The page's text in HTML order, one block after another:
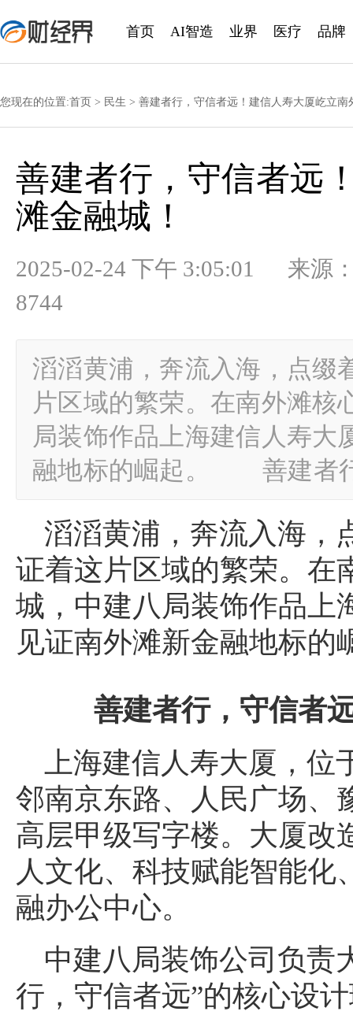
首页 AI智造 业界 医疗 品牌
您现在的位置:首页 > 民生 > 善建者行，守信者远！建信人寿大厦屹立南
善建者行，守信者远
滩金融城！
2025-02-24 下午 3:05:01 来
8744
滔滔黄浦，奔流入海，点缀
片区域的繁荣。在南外滩核
局装饰作品上海建信人寿大
融地标的崛起。 善建者
滔滔黄浦，奔流入海，
证着这片区域的繁荣。在
城，中建八局装饰作品上
见证南外滩新金融地标的
善建者行，守信者
上海建信人寿大厦，
邻南京东路、人民广场、
高层甲级写字楼。大厦改
人文化、科技赋能智能化
融办公中心。
中建八局装饰公司负责
行，守信者远”的核心设